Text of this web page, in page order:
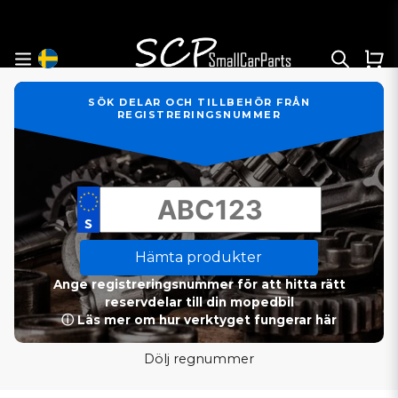
SÖK DELAR OCH TILLBEHÖR FRÅN
REGISTRERINGSNUMMER
Hämta produkter
Ange registreringsnummer för att hitta rätt
reservdelar till din mopedbil
ⓘ Läs mer om hur verktyget fungerar här
Dölj regnummer